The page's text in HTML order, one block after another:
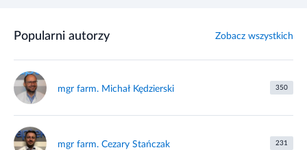
Popularni autorzy Zobacz wszystkich
mgr farm. Michał Kędzierski 350
mgr farm. Cezary Stańczak 231